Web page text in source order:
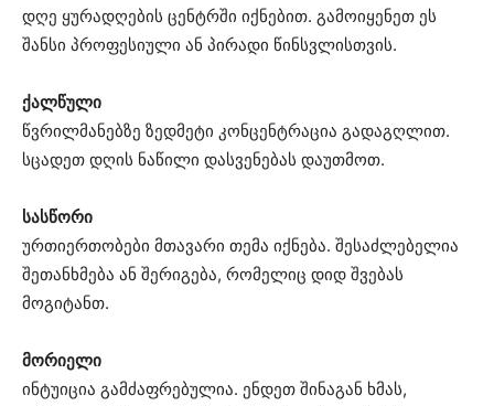
დღე ყურადღების ცენტრში იქნებით. გამოიყენეთ ეს
შანსი პროფესიული ან პირადი წინსვლისთვის.
ქალწული
წვრილმანებზე ზედმეტი კონცენტრაცია გადაგღლით.
სცადეთ დღის ნაწილი დასვენებას დაუთმოთ.
სასწორი
ურთიერთობები მთავარი თემა იქნება. შესაძლებელია
შეთანხმება ან შერიგება, რომელიც დიდ შვებას
მოგიტანთ.
მორიელი
ინტუიცია გამძაფრებულია. ენდეთ შინაგან ხმას,